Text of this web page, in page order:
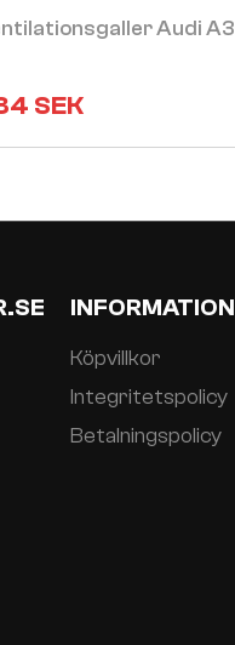
Audi A3
SEK
INFORMATION
Köpvillkor
Integritetspolicy
Betalningspolicy